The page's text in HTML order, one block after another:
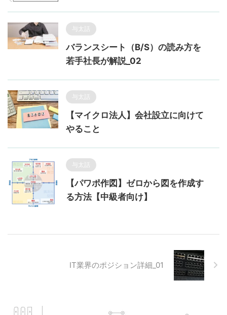
与太話
バランスシート（B/S）の読み方を
若手社長が解説_02
与太話
【マイクロ法人】会社設立に向けて
やること
与太話
【パワポ作図】ゼロから図を作成す
る方法【中級者向け】
IT業界のポジション詳細_01